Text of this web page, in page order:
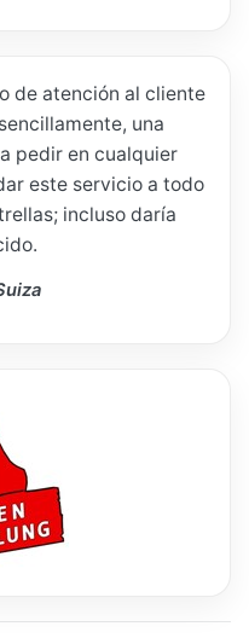
de atención al cliente
una
pedir en cualquier
este servicio a todo
incluso daría